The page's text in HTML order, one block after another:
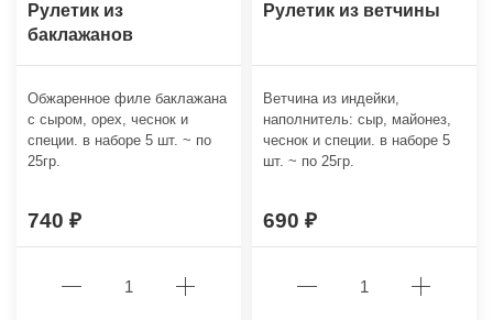
Рулетик из
баклажанов
Обжаренное филе баклажана
с сыром, орех, чеснок и
специи. в наборе 5 шт. ~ по
25гр.
740
Рулетик из ветчины
Ветчина из индейки,
наполнитель: сыр, майонез,
чеснок и специи. в наборе 5
шт. ~ по 25гр.
690